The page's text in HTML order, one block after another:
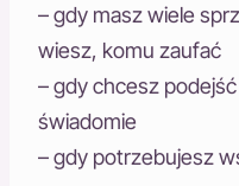
– gdy masz wiele
wiesz, komu zaufać
– gdy chcesz
świadomie
– gdy potrzebujesz